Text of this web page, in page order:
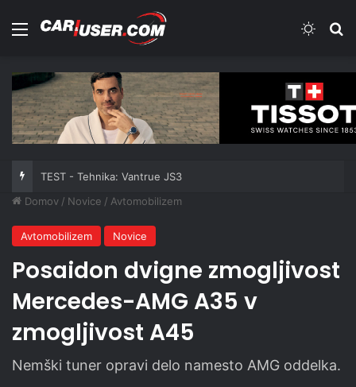
Meni
TEST - Tehnika: Vantrue JS3
Domov / Novice / Avtomobilizem
Avtomobilizem Novice
Posaidon dvigne zmogljivost
Mercedes-AMG A35 v
zmogljivost A45
Nemški tuner opravi delo namesto AMG oddelka.